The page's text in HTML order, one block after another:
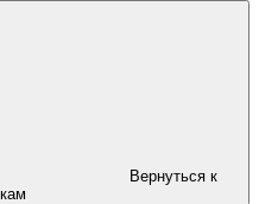
Вернуться к